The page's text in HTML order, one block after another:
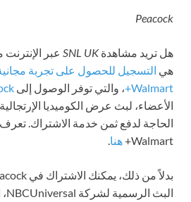
Peacock
هل تريد مشاهدةSNL UK عبر
هي
Walmart+ ، والتي توفر الوصول إلى
الأعضاء، لبث عرض الكوميديا
الحاجة لدفع ثمن خدمة الاشتراك.
Walmart+
هنا.